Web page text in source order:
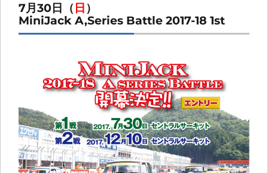
7月30日（ 日 ）
MiniJack A,Series Battle 2017-18 1st